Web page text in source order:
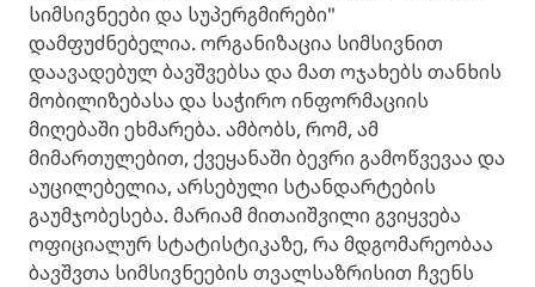
სიმსივნეები და სუპერგმირები"
დამფუძნებელია. ორგანიზაცია სიმსივნით
დაავადებულ ბავშვებსა და მათ ოჯახებს თანხის
მობილიზებასა და საჭირო ინფორმაციის
მიღებაში ეხმარება. ამბობს, რომ, ამ
მიმართულებით, ქვეყანაში ბევრი გამოწვევაა და
აუცილებელია, არსებული სტანდარტების
გაუმჯობესება. მარიამ მითაიშვილი გვიყვება
ოფიციალურ სტატისტიკაზე, რა მდგომარეობაა
ბავშვთა სიმსივნეების თვალსაზრისით ჩვენს